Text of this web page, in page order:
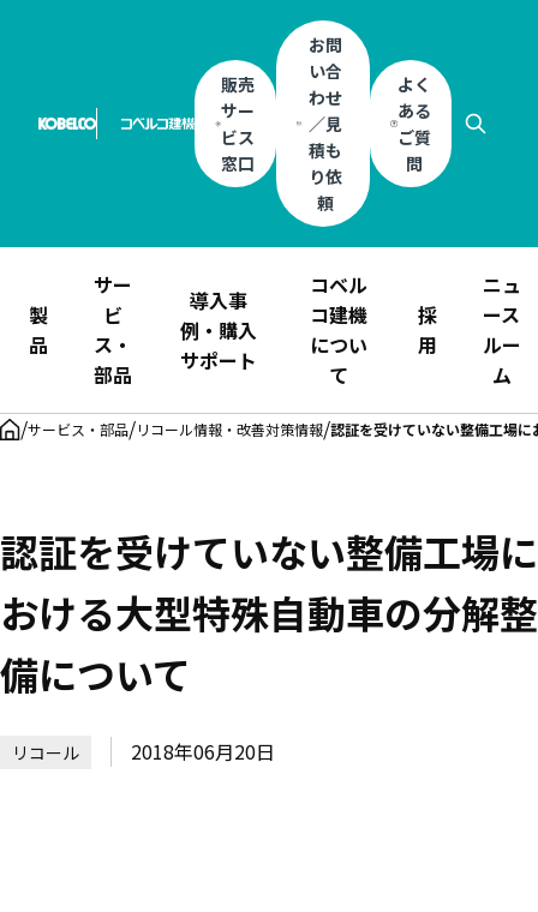
販売
サー
ビス
窓口
お問
い合
わせ
／見
積も
り依
頼
よく
ある
ご質
問
製
品
サー
ビ
ス・
部品
導入事
例・購入
サポート
コベル
コ建機
につい
て
採
用
ニュ
ース
ルー
ム
/サービス・部品/リコール情報・改善対策情報/認証を受けていない整備工場
認証を受けていない整備工場に
おける大型特殊自動車の分解整
備について
リコール 2018年06月20日